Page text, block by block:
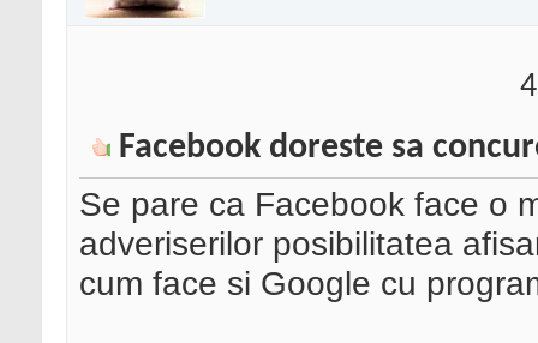
Facebook doreste sa
Se pare ca Facebook face o
adveriserilor posibilitatea
cum face si Google cu